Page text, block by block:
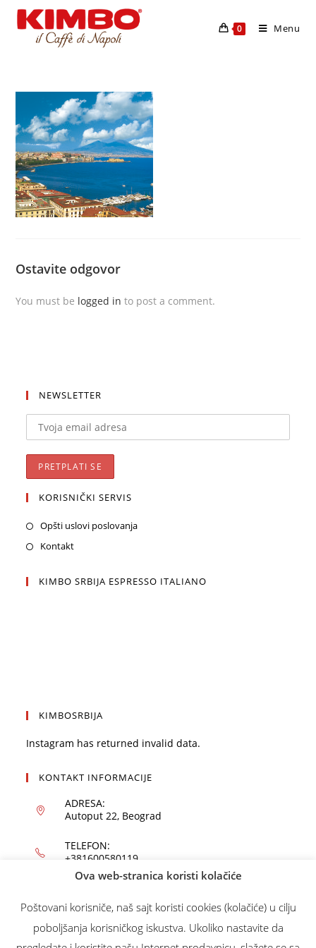
0 Menu
Ostavite odgovor
You must be logged in to post a comment.
NEWSLETTER
KORISNIČKI SERVIS
Opšti uslovi poslovanja
Kontakt
KIMBO SRBIJA ESPRESSO ITALIANO
KIMBOSRBIJA
Instagram has returned invalid data.
KONTAKT INFORMACIJE
ADRESA:
Autoput 22, Beograd
TELEFON:
+381600580119
office@kimbo.rs
WEBSITE:
kimbo.rs
Ova web-stranica koristi kolačiće
Poštovani korisniče, naš sajt koristi cookies (kolačiće) u cilju
poboljšanja korisničkog iskustva. Ukoliko nastavite da